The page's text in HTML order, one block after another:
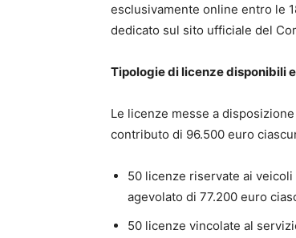
esclusivamente online entro le
dedicato sul sito ufficiale del
Tipologie di licenze disponibili
Le licenze messe a
contributo di 96.500 euro
50 licenze riservate ai
agevolato di 77.200 euro
50 licenze vincolate al